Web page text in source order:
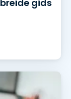
gids